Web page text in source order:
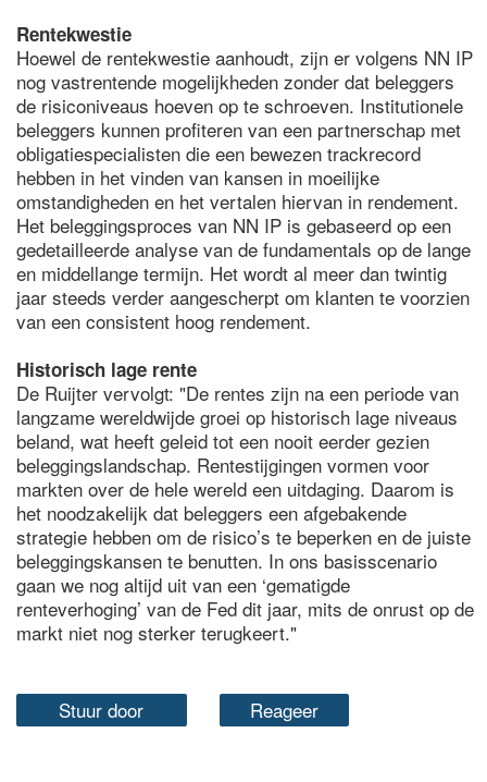
Rentekwestie
Hoewel de rentekwestie aanhoudt, zijn er volgens NN IP
nog vastrentende mogelijkheden zonder dat beleggers
de risiconiveaus hoeven op te schroeven. Institutionele
beleggers kunnen profiteren van een partnerschap met
obligatiespecialisten die een bewezen trackrecord
hebben in het vinden van kansen in moeilijke
omstandigheden en het vertalen hiervan in rendement.
Het beleggingsproces van NN IP is gebaseerd op een
gedetailleerde analyse van de fundamentals op de lange
en middellange termijn. Het wordt al meer dan twintig
jaar steeds verder aangescherpt om klanten te voorzien
van een consistent hoog rendement.
Historisch lage rente
De Ruijter vervolgt: "De rentes zijn na een periode van
langzame wereldwijde groei op historisch lage niveaus
beland, wat heeft geleid tot een nooit eerder gezien
beleggingslandschap. Rentestijgingen vormen voor
markten over de hele wereld een uitdaging. Daarom is
het noodzakelijk dat beleggers een afgebakende
strategie hebben om de risico’s te beperken en de juiste
beleggingskansen te benutten. In ons basisscenario
gaan we nog altijd uit van een ‘gematigde
renteverhoging’ van de Fed dit jaar, mits de onrust op de
markt niet nog sterker terugkeert."
Stuur door Reageer